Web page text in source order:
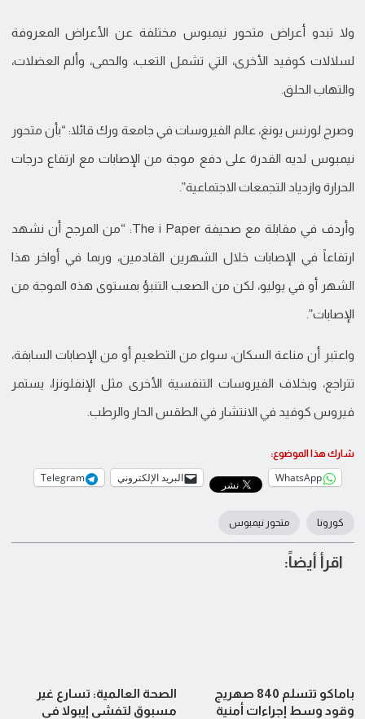
ولا تبدو أعراض متحور نيمبوس مختلفة عن الأعراض المعروفة
لسلالات كوفيد الأخرى، التي تشمل التعب، والحمى، وألم العضلات،
والتهاب الحلق.
وصرح لورنس يونغ، عالم الفيروسات في جامعة ورك قائلا: “بأن متحور
نيمبوس لديه القدرة على دفع موجة من الإصابات مع ارتفاع درجات
الحرارة وازدياد التجمعات الاجتماعية”.
وأردف في مقابلة مع صحيفة The i Paper: “من المرجح أن نشهد
ارتفاعاً في الإصابات خلال الشهرين القادمين، وربما في أواخر هذا
الشهر أو في يوليو، لكن من الصعب التنبؤ بمستوى هذه الموجة من
الإصابات”.
واعتبر أن مناعة السكان، سواء من التطعيم أو من الإصابات السابقة،
تتراجع، وبخلاف الفيروسات التنفسية الأخرى مثل الإنفلونزا، يستمر
فيروس كوفيد في الانتشار في الطقس الحار والرطب.
شارك هذا الموضوع:
WhatsApp البريد الإلكتروني Telegram
كورونا متحور نيمبوس
اقرأ أيضاً:
باماكو تتسلم 840 صهريج
وقود وسط إجراءات أمنية
الصحة العالمية: تسارع غير
مسبوق لتفشي إيبولا في